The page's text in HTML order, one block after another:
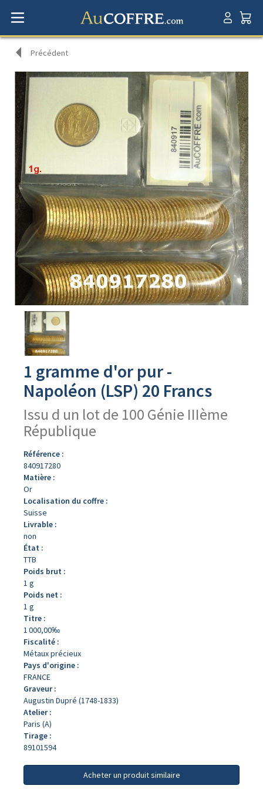
Précédent
Avers
produit
1 gramme d'or pur -
Napoléon (LSP) 20 Francs
Issu d un lot de 100 Génie IIIème
République
Référence :
840917280
Matière :
Or
Localisation du coffre :
Suisse
Livrable :
non
État :
TTB
Poids brut :
1 g
Poids net :
1 g
Titre :
1 000,00‰
Fiscalité :
Métaux précieux
Pays d'origine :
FRANCE
Graveur :
Augustin Dupré (1748-1833)
Atelier :
Paris (A)
Tirage :
89101594
Acheter un produit similaire